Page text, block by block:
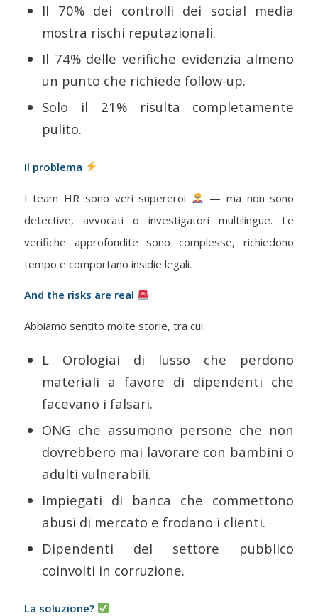
Il 70% dei controlli dei social media
mostra rischi reputazionali.
Il 74% delle verifiche evidenzia almeno
un punto che richiede follow-up.
Solo il 21% risulta completamente
pulito.
Il problema
I team HR sono veri supereroi
— ma non sono
detective, avvocati o investigatori multilingue. Le
verifiche approfondite sono complesse, richiedono
tempo e comportano insidie legali.
And the risks are real
Abbiamo sentito molte storie, tra cui:
L Orologiai di lusso che perdono
materiali a favore di dipendenti che
facevano i falsari.
ONG che assumono persone che non
dovrebbero mai lavorare con bambini o
adulti vulnerabili.
Impiegati di banca che commettono
abusi di mercato e frodano i clienti.
Dipendenti del settore pubblico
coinvolti in corruzione.
La soluzione?